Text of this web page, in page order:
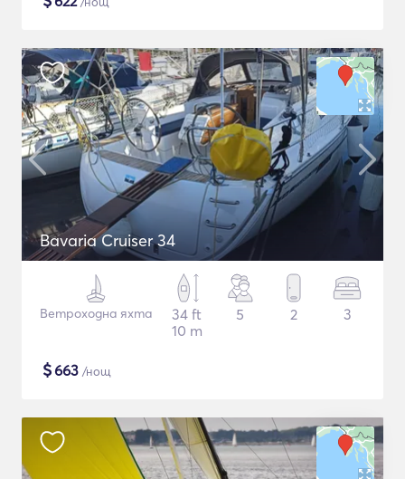
Bavaria Cruiser 34
Ветроходна яхта
34 ft
10 m
5 2 3
$663 /нощ